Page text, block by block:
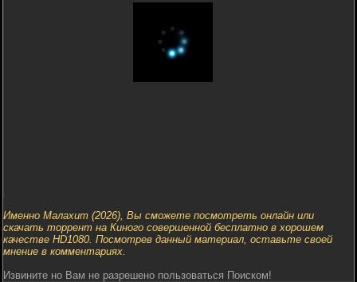
Именно Малахит (2026), Вы сможете посмотреть онлайн или
скачать торрент на Киного совершенной бесплатно в хорошем
качестве HD1080. Посмотрев данный материал, оставьте своей
мнение в комментариях.
Извините но Вам не разрешено пользоваться Поиском!